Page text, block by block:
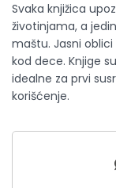
Svaka knjižica
životinjama, a
maštu. Jasni
kod dece. Knjige
idealne za prvi
korišćenje.